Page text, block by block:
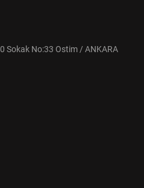
Sokak No:33 Ostim / ANKARA